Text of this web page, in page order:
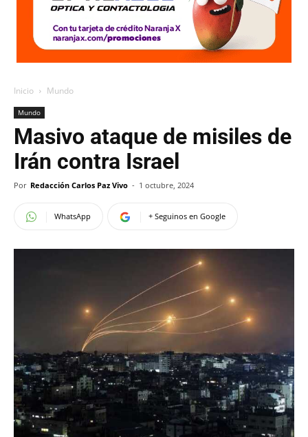
Inicio Mundo
Mundo
Masivo ataque de misiles de
Irán contra Israel
Por Redacción Carlos Paz Vivo - 1 octubre, 2024
WhatsApp + Seguinos en Google